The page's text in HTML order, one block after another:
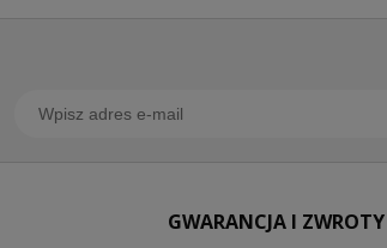
GWARANCJA I ZWROTY